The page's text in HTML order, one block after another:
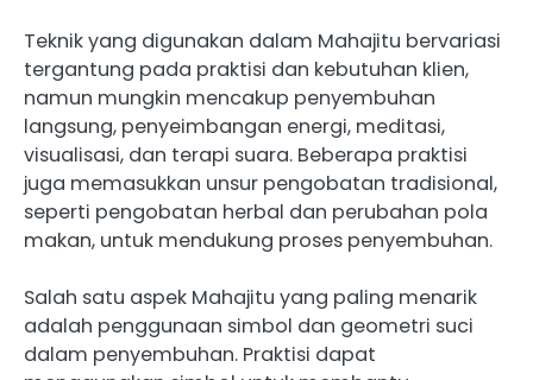
Teknik yang digunakan dalam Mahajitu bervariasi
tergantung pada praktisi dan kebutuhan klien,
namun mungkin mencakup penyembuhan
langsung, penyeimbangan energi, meditasi,
visualisasi, dan terapi suara. Beberapa praktisi
juga memasukkan unsur pengobatan tradisional,
seperti pengobatan herbal dan perubahan pola
makan, untuk mendukung proses penyembuhan.
Salah satu aspek Mahajitu yang paling menarik
adalah penggunaan simbol dan geometri suci
dalam penyembuhan. Praktisi dapat